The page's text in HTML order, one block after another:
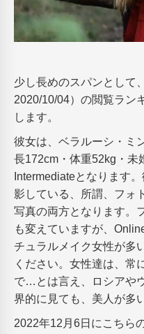
少し長めのスパンとして
2020/10/04）の閲覧ラン
します。
彼女は、ベラルーシ・ミ
長172cm・体重52kg・未
Intermediateとなります
影している、所謂、フォ
写真の両方となります。
も変えていますが、
チュラルメイク女性が多
ください。女性達は、常
で…とは言え、ロシアや
界的に見ても、美人が多
2022年12月6日にこちら